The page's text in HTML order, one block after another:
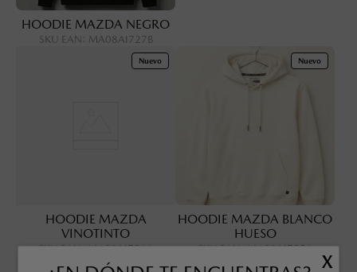
X
HOODIE MAZDA NEGRO
SKU EAN : MA08AI727B
Nuevo
HOODIE MAZDA
VINOTINTO
SKU EAN:MA08AI726A
Nuevo
HOODIE MAZDA BLANCO
HUESO
SKU EAN:MA08AI725A
Nuevo Nuevo